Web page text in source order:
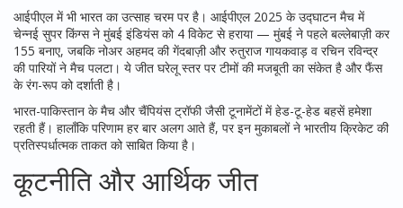
आईपीएल में भी भारत का उत्साह चरम पर है। आईपीएल 2025 के उद्घाटन मैच में
चेन्नई सुपर किंग्स ने मुंबई इंडियंस को 4 विकेट से हराया — मुंबई ने पहले बल्लेबाज़ी कर
155 बनाए, जबकि नोअर अहमद की गेंदबाज़ी और रुतुराज गायकवाड़ व रचिन रविन्द्र
की पारियों ने मैच पलटा। ये जीत घरेलू स्तर पर टीमों की मजबूती का संकेत है और फैंस
के रंग-रूप को दर्शाती है।
भारत-पाकिस्तान के मैच और चैंपियंस ट्रॉफी जैसी टूनामेंटों में हेड-टू-हेड बहसें हमेशा
रहती हैं। हालाँकि परिणाम हर बार अलग आते हैं, पर इन मुकाबलों ने भारतीय क्रिकेट की
प्रतिस्पर्धात्मक ताकत को साबित किया है।
कूटनीति और आर्थिक जीत